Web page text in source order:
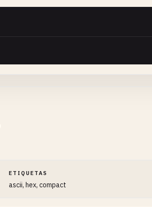
ETIQUETAS
ascii, hex, compact